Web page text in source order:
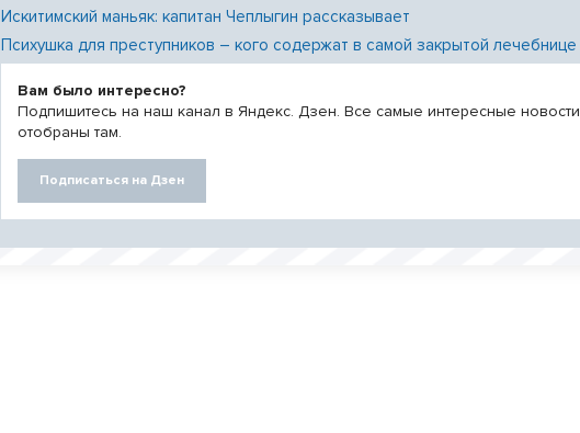
Искитимский маньяк: капитан Чеплыгин рассказывает
Психушка для преступников – кого содержат в самой закрытой
Вам было интересно?
Подпишитесь на наш канал в Яндекс. Дзен. Все самые интересные новости
отобраны там.
Подписаться на Дзен